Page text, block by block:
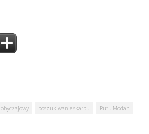
obyczajowy poszukiwanie skarbu Rutu Modan